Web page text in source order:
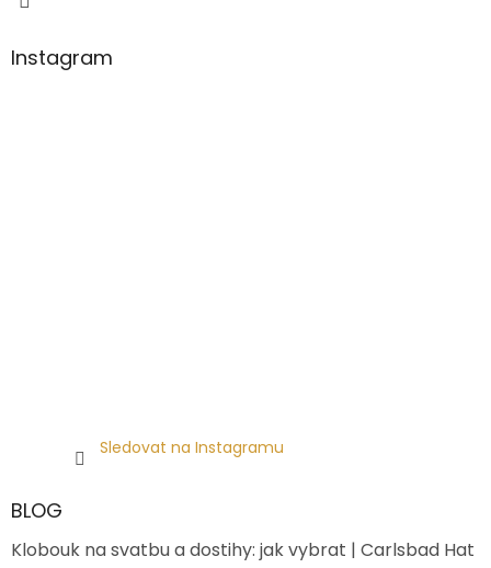
Instagram
Sledovat na Instagramu
BLOG
Klobouk na svatbu a dostihy: jak vybrat | Carlsbad Hat